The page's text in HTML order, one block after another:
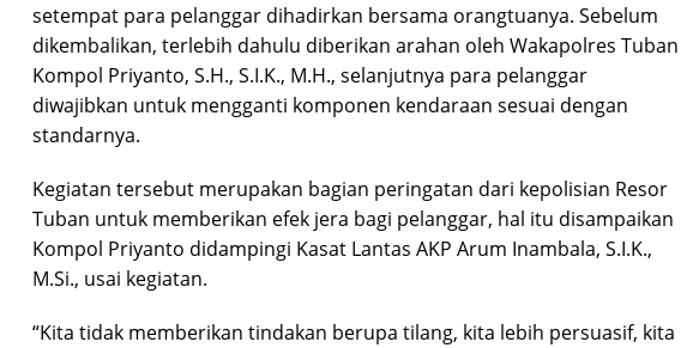
setempat para pelanggar dihadirkan bersama orangtuanya. Sebelum
dikembalikan, terlebih dahulu diberikan arahan oleh Wakapolres Tuban
Kompol Priyanto, S.H., S.I.K., M.H., selanjutnya para pelanggar
diwajibkan untuk mengganti komponen kendaraan sesuai dengan
standarnya.
Kegiatan tersebut merupakan bagian peringatan dari kepolisian Resor
Tuban untuk memberikan efek jera bagi pelanggar, hal itu disampaikan
Kompol Priyanto didampingi Kasat Lantas AKP Arum Inambala, S.I.K.,
M.Si., usai kegiatan.
“Kita tidak memberikan tindakan berupa tilang, kita lebih persuasif, kita